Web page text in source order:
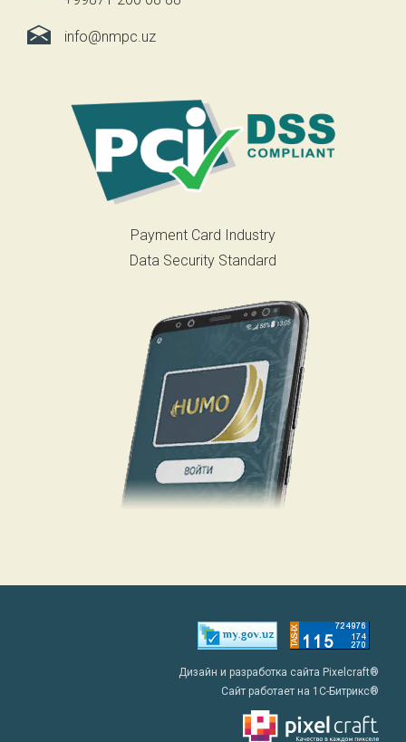
info@nmpc.uz
Payment Card Industry
Data Security Standard
Дизайн и разработка сайта Pixelcraft®
Сайт работает на 1C-Битрикс®